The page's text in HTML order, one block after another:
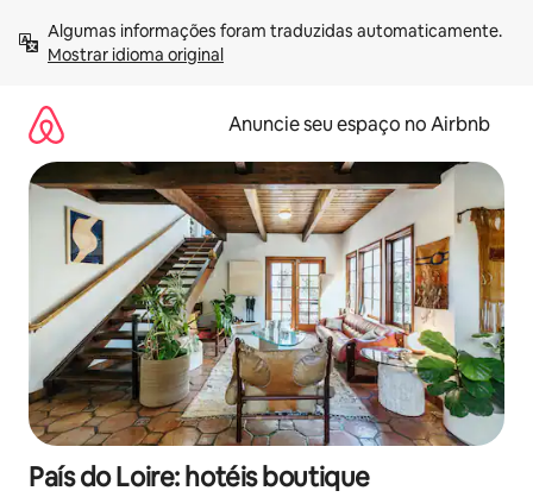
para
Mostrar idioma original
Anuncie seu espaço no Airbnb
País do Loire: hotéis boutique